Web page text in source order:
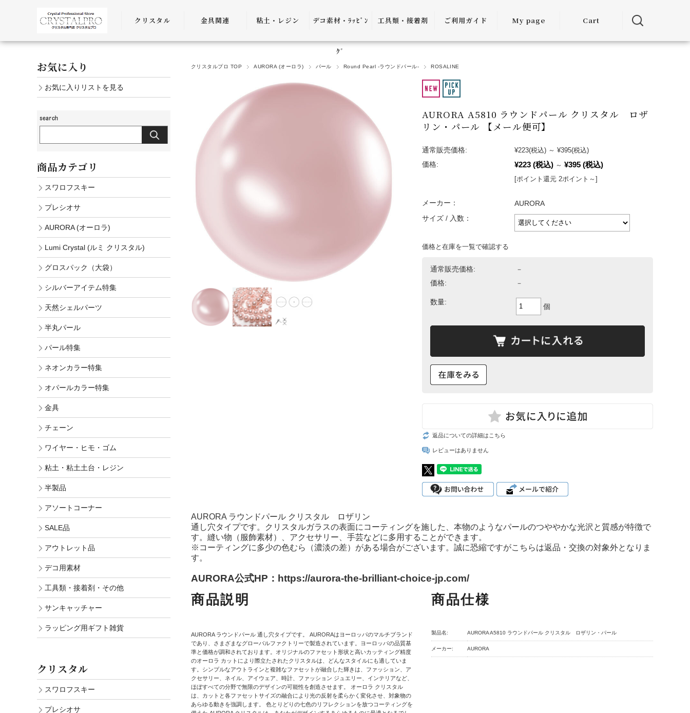
クリスタル
SWAROVSKI
金具関連
金具
チェーン
粘土・レジン
粘土・粘土土台
レジン
デコ素材・ﾗｯﾋﾟﾝ
ｸﾞ
デコ素材
ﾗｯﾋﾟﾝｸﾞ雑貨
工具類・接着剤
ピンセット
アプリケーター
ヤットコ・ニッ
接着剤・リムー
ケース・トレー
書籍・レシピ
ご利用ガイド
ご利用ガイド
送料・お届けに
ついて
て
いて
プレミア割（大
口割引）につい
ストーン・サイ
ズ表
My page Cart
クリスタルプロ TOP AURORA (オーロラ) パール Round Pearl -ラウンドパール- ROSALINE
AURORA A5810 ラウンドパール クリスタル ロザ
リン・パール 【メール便可】
通常販売価格: ¥223(税込) ～ ¥395(税込)
価格:
¥223 (税込) ～ ¥395 (税込)
[ポイント還元 2ポイント～]
メーカー：
AURORA
サイズ / 入数：
価格と在庫を一覧で確認する
通常販売価格:
－
価格:
－
数量:
個
返品についての詳細はこちら
レビューはありません
AURORA ラウンドパール クリスタル ロザリン
通し穴タイプです。クリスタルガラスの表面にコーティングを施した、本物のようなパールのつややかな光沢と質感が特徴で
す。縫い物（服飾素材）、アクセサリー、手芸などに多用することができます。
※コーティングに多少の色むら（濃淡の差）がある場合がございます。誠に恐縮ですがこちらは返品・交換の対象外となりま
す。
AURORA公式HP：https://aurora-the-brilliant-choice-jp.com/
商品説明
AURORA ラウンドパール 通し穴タイプです。 AURORAはヨーロッパのマルチブランド
であり、さまざまなグローバルファクトリーで製造されています。ヨーロッパの品質基
準と価格が調和されております。オリジナルのファセット形状と高いカッティング精度
のオーロラ カットにより際立たされたクリスタルは、どんなスタイルにも適していま
す。シンプルなアウトラインと複雑なファセットが融合した輝きは、ファッション、ア
クセサリー、ネイル、アイウェア、時計、ファッション ジュエリー、インテリアなど、
ほぼすべての分野で無限のデザインの可能性を創造させます。 オーロラ クリスタル
は、カットと各ファセットサイズの融合により光の反射を柔らかく変化させ、対象物の
あらゆる動きを強調します。 色とりどりの七色のリフレクションを放つコーティングを
商品仕様
製品名: AURORA A5810 ラウンドパール クリスタル ロザリン・パール
メーカー: AURORA
お気に入り
お気に入りリストを見る
商品カテゴリ
スワロフスキー
プレシオサ
AURORA (オーロラ)
Lumi Crystal (ルミ クリスタル)
グロスパック（大袋）
シルバーアイテム特集
天然シェルパーツ
半丸パール
パール特集
ネオンカラー特集
オパールカラー特集
金具
チェーン
ワイヤー・ヒモ・ゴム
粘土・粘土土台・レジン
半製品
アソートコーナー
SALE品
アウトレット品
デコ用素材
工具類・接着剤・その他
サンキャッチャー
ラッピング用ギフト雑貨
クリスタル
スワロフスキー
プレシオサ